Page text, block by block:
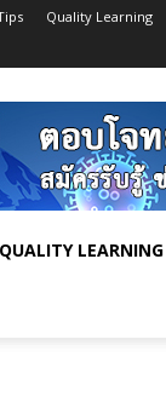
Quality Learning
QUALITY LEARNING